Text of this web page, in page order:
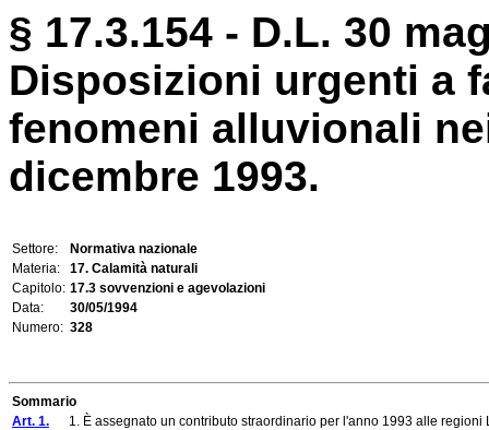
§ 17.3.154 - D.L. 30
Disposizioni urgenti a
fenomeni alluvionali
dicembre 1993.
Settore:
Normativa nazionale
Materia:
17. Calamità naturali
Capitolo: 17.3 sovvenzioni e agevolazioni
Data:
30/05/1994
Numero: 328
Sommario
Art. 1. 1. È assegnato un contributo straordinario per l'anno 1993 alle regioni